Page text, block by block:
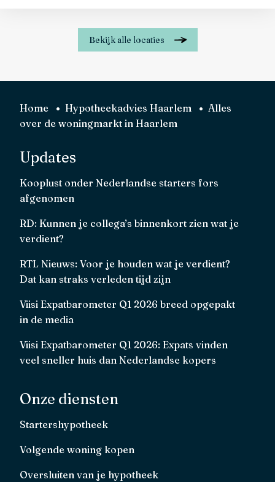
bekijk alle locaties
Home Hypotheekadvies Haarlem
Alles
over de woningmarkt in Haarlem
Updates
Kooplust onder Nederlandse starters fors
afgenomen
RD: Kunnen je collega’s binnenkort zien wat je
verdient?
RTL Nieuws: Voor je houden wat je verdient?
Dat kan straks verleden tijd zijn
Viisi Expatbarometer Q1 2026 breed opgepakt
in de media
Viisi Expatbarometer Q1 2026: Expats vinden
veel sneller huis dan Nederlandse kopers
Onze diensten
Startershypotheek
Volgende woning kopen
Oversluiten van je hypotheek